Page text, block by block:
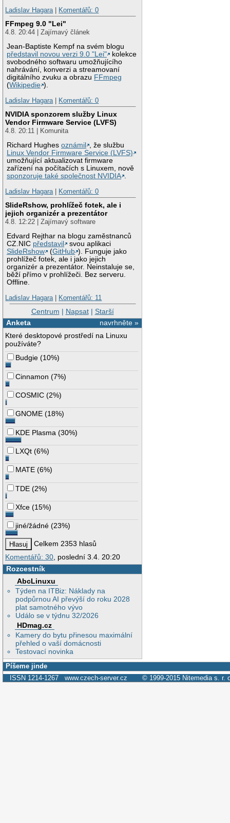
Ladislav Hagara| Komentářů: 0
FFmpeg 9.0 "Lei"
4.8. 20:44 | Zajímavý článek
Jean-Baptiste Kempf na svém blogu
představil novou verzi 9.0 "Lei"
kolekce
svobodného softwaru umožňujícího
nahrávání, konverzi a streamovaní
digitálního zvuku a obrazu FFmpeg
(Wikipedie ).
Ladislav Hagara| Komentářů: 0
NVIDIA sponzorem služby Linux
Vendor Firmware Service (LVFS)
4.8. 20:11 | Komunita
Richard Hughesoznámil
, že službu
Linux Vendor Firmware Service (LVFS)
umožňující aktualizovat firmware
zařízení na počítačích s Linuxem, nově
sponzoruje také společnost NVIDIA .
Ladislav Hagara| Komentářů: 0
SlideRshow, prohlížeč fotek, ale i
jejich organizér a prezentátor
4.8. 12:22 | Zajímavý software
Edvard Rejthar na blogu zaměstnanců
CZ.NIC představil
svou aplikaci
SlideRshow
(GitHub ). Funguje jako
prohlížeč fotek, ale i jako jejich
organizér a prezentátor. Neinstaluje se,
běží přímo v prohlížeči. Bez serveru.
Offline.
Ladislav Hagara| Komentářů: 11
Centrum | Napsat| Starší
navrhněte »
Anketa
Které desktopové prostředí na Linuxu
používáte?
Budgie (10%)
Cinnamon (7%)
COSMIC (2%)
GNOME (18%)
KDE Plasma (30%)
LXQt (6%)
MATE (6%)
TDE (2%)
Xfce (15%)
jiné/žádné (23%)
Celkem 2353 hlasů
Komentářů: 30 , poslední 3.4. 20:20
Rozcestník
AbcLinuxu
Týden na ITBiz: Náklady na
podpůrnou AI převýší do roku 2028
plat samotného vývo
Událo se v týdnu 32/2026
HDmag.cz
Kamery do bytu přinesou maximální
přehled o vaší domácnosti
Testovací novinka
Píšeme jinde
ISSN 1214-1267 www.czech-server.cz © 1999-2015 Nitemedia s. r.